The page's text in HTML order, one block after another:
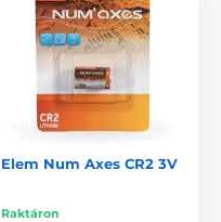
Elem Num Axes CR2 3V
Raktáron